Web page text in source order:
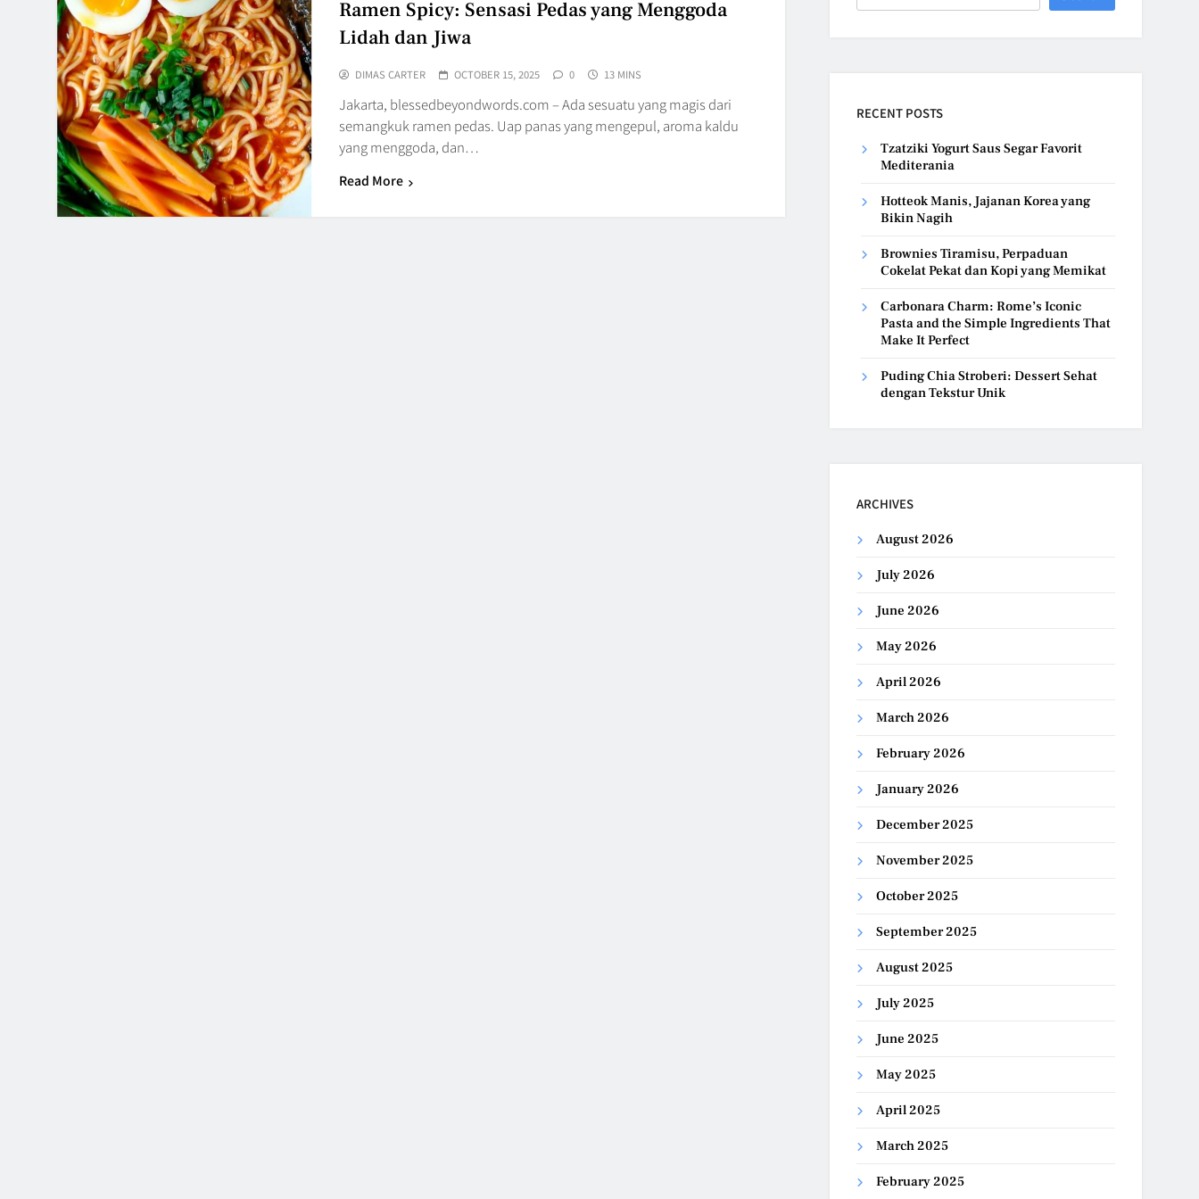
Ramen Spicy: Sensasi Pedas yang Menggoda
Lidah dan Jiwa
DIMAS CARTER OCTOBER 15, 2025 0 13 MINS
Jakarta, blessedbeyondwords.com – Ada sesuatu yang magis dari
semangkuk ramen pedas. Uap panas yang mengepul, aroma kaldu
yang menggoda, dan…
Read More
RECENT POSTS
Tzatziki Yogurt Saus Segar Favorit
Mediterania
Hotteok Manis, Jajanan Korea yang
Bikin Nagih
Brownies Tiramisu, Perpaduan
Cokelat Pekat dan Kopi yang Memikat
Carbonara Charm: Rome’s Iconic
Pasta and the Simple Ingredients That
Make It Perfect
Puding Chia Stroberi: Dessert Sehat
dengan Tekstur Unik
ARCHIVES
August 2026
July 2026
June 2026
May 2026
April 2026
March 2026
February 2026
January 2026
December 2025
November 2025
October 2025
September 2025
August 2025
July 2025
June 2025
May 2025
April 2025
March 2025
February 2025